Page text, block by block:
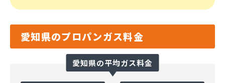
愛知県のプロパンガス料金
愛知県の平均ガス料金